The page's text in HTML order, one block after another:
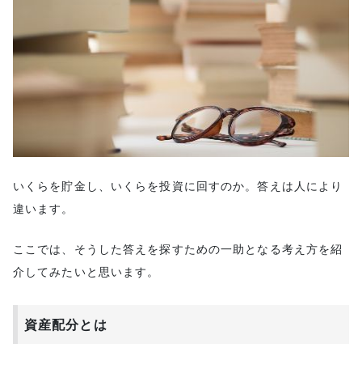
いくらを貯金し、いくらを投資に回すのか。答えは人により
違います。
ここでは、そうした答えを探すための一助となる考え方を紹
介してみたいと思います。
資産配分とは